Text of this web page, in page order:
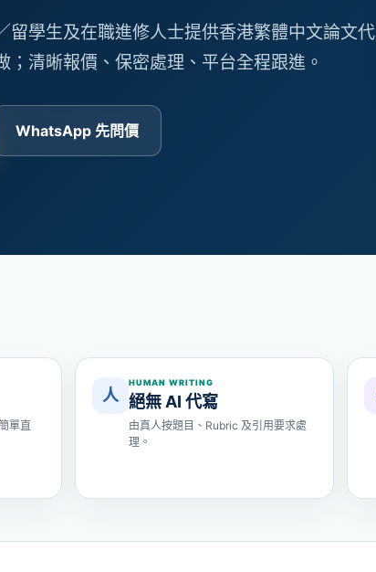
留學生及在職進修人士提供香港繁體中文論文代
；清晰報價、保密處理、平台全程跟進。
WhatsApp 先問價
單直
人
HUMAN WRITING
絕無 AI 代寫
由真人按題目、Rubric 及引用要求處
理。